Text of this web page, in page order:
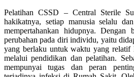
Pelatihan CSSD – Central Sterile
hakikatnya, setiap manusia selalu
mempertahankan hidupnya. Dengan
perubahan pada diri individu, yaitu
yang berlaku untuk waktu yang relatif
melalui pendidikan dan pelatihan.
mempunyai tugas dan peran